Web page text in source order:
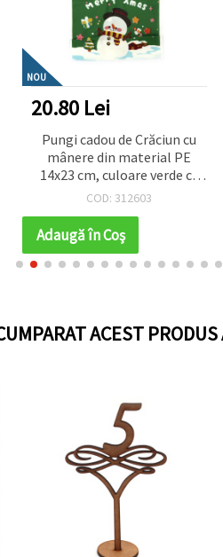
NOU
20.80 Lei
Pungi cadou de Crăciun cu
mânere din material PE
14x23 cm, culoare verde cu
om de zăpadă - 50 bucăți
COD: 312603
Adaugă în Coş
ACEST